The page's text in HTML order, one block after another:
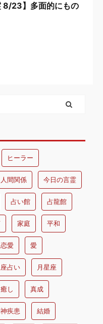
8/23】多面的にもの
ヒーラー
人間関係 今日の言霊
占い館 占龍館
家庭 平和
恋愛 愛
占い 月星座
癒し 真成
疾患 結婚